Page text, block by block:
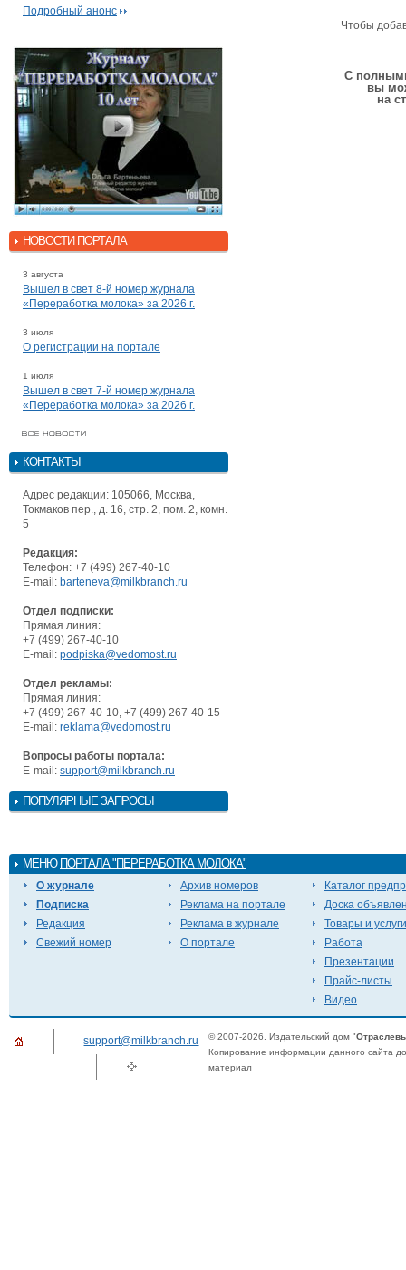
Подробный анонс
НОВОСТИ ПОРТАЛА
3 августа
Вышел в свет 8-й номер журнала
«Переработка молока» за 2026 г.
3 июля
О регистрации на портале
1 июля
Вышел в свет 7-й номер журнала
«Переработка молока» за 2026 г.
КОНТАКТЫ
Адрес редакции: 105066, Москва,
Токмаков пер., д. 16, стр. 2, пом. 2, комн.
5
Редакция:
Телефон: +7 (499) 267-40-10
E-mail: barteneva@milkbranch.ru
Отдел подписки:
Прямая линия:
+7 (499) 267-40-10
E-mail: podpiska@vedomost.ru
Отдел рекламы:
Прямая линия:
+7 (499) 267-40-10, +7 (499) 267-40-15
E-mail: reklama@vedomost.ru
Вопросы работы портала:
E-mail: support@milkbranch.ru
ПОПУЛЯРНЫЕ ЗАПРОСЫ
Чтобы
С
вы
на
МЕНЮ ПОРТАЛА "ПЕРЕРАБОТКА МОЛОКА"
О журнале
Подписка
Редакция
Свежий номер
Архив номеров
Реклама на портале
Реклама в журнале
О портале
Каталог
Доска
Товары и услуги
Работа
Презентации
Прайс-листы
Видео
support@milkbranch.ru © 2007-2026. Издательский дом "
Копирование информации данного сайта
материал